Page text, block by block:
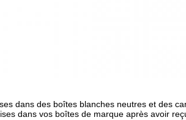
dans des boîtes blanches neutres et des
dans vos boîtes de marque après avoir